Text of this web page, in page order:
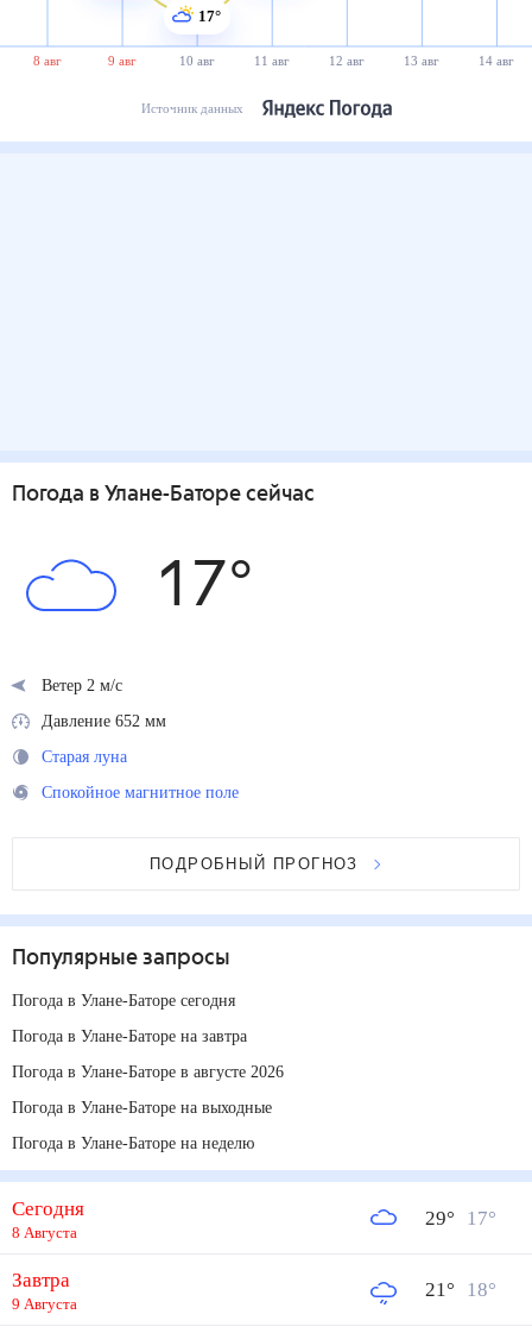
8 авг 9 авг 10 авг 11 авг 12 авг 13 авг 14 авг
17°
Источник данных
Погода в Улане-Баторе сейчас
17°
Ветер 2 м/с
Давление 652 мм
Старая луна
Спокойное магнитное поле
ПОДРОБНЫЙ ПРОГНОЗ
Популярные запросы
Погода в Улане-Баторе сегодня
Погода в Улане-Баторе на завтра
Погода в Улане-Баторе в августе 2026
Погода в Улане-Баторе на выходные
Погода в Улане-Баторе на неделю
Сегодня
8 Августа
29° 17°
Завтра
9 Августа
21° 18°